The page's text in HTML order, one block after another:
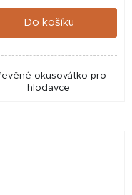
Do košíku
okusovátko pro
hlodavce